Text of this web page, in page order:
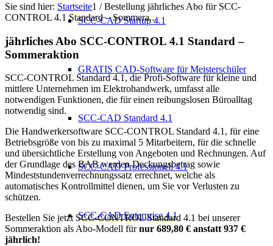
SCC-CAD Startup 4.1
GRATIS CAD-Software für Meisterschüler
SCC-CAD Standard 4.1
SCC-CAD Professionell 4.1
SCC-CAD Enterprise 4.1
Sie sind hier: Startseite1 / Bestellung jährliches Abo für SCC-
CONTROL 4.1 Standard – Sommera...
jährliches Abo SCC-CONTROL 4.1 Standard –
Sommeraktion
SCC-CONTROL Standard 4.1, die Profi-Software für kleine und
mittlere Unternehmen im Elektrohandwerk, umfasst alle
notwendigen Funktionen, die für einen reibungslosen Büroalltag
notwendig sind.
Die Handwerkersoftware SCC-CONTROL Standard 4.1, für eine
Betriebsgröße von bis zu maximal 5 Mitarbeitern, für die schnelle
und übersichtliche Erstellung von Angeboten und Rechnungen. Auf
der Grundlage des BAB werden Deckungsbetrag sowie
Mindeststundenverrechnungssatz errechnet, welche als
automatisches Kontrollmittel dienen, um Sie vor Verlusten zu
schützen.
Bestellen Sie jetzt SCC-CONTROL Standard 4.1 bei unserer
Sommeraktion als Abo-Modell fürnur 689,80 € anstatt 937 €
jährlich!